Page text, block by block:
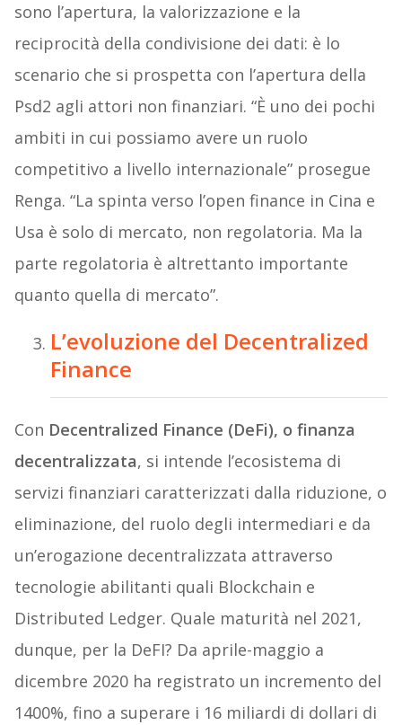
sono l’apertura, la valorizzazione e la
reciprocità della condivisione dei dati: è lo
scenario che si prospetta con l’apertura della
Psd2 agli attori non finanziari. “È uno dei pochi
ambiti in cui possiamo avere un ruolo
competitivo a livello internazionale” prosegue
Renga. “La spinta verso l’open finance in Cina e
Usa è solo di mercato, non regolatoria. Ma la
parte regolatoria è altrettanto importante
quanto quella di mercato”.
L’evoluzione del Decentralized
Finance
Con Decentralized Finance (DeFi), o finanza
decentralizzata, si intende l’ecosistema di
servizi finanziari caratterizzati dalla riduzione, o
eliminazione, del ruolo degli intermediari e da
un’erogazione decentralizzata attraverso
tecnologie abilitanti quali Blockchain e
Distributed Ledger. Quale maturità nel 2021,
dunque, per la DeFI? Da aprile-maggio a
dicembre 2020 ha registrato un incremento del
1400%, fino a superare i 16 miliardi di dollari di